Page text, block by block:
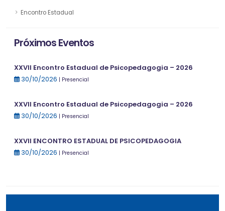
Encontro Estadual
Próximos Eventos
XXVII Encontro Estadual de Psicopedagogia – 2026
30/10/2026 | Presencial
XXVII Encontro Estadual de Psicopedagogia – 2026
30/10/2026 | Presencial
XXVII ENCONTRO ESTADUAL DE PSICOPEDAGOGIA
30/10/2026 | Presencial